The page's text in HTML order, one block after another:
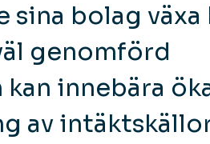
sina bolag
genomförd
innebära
av